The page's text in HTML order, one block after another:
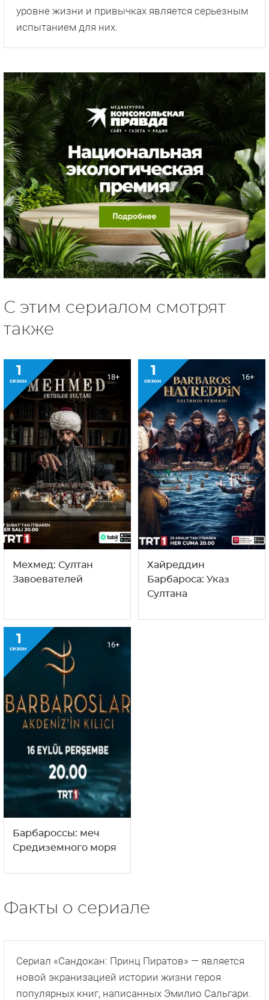
уровне жизни и привычках является серьезным
испытанием для них.
С этим сериалом смотрят
также
1
сезон 18+
Мехмед: Султан
Завоевателей
1
сезон 16+
Хайреддин
Барбароса: Указ
Султана
1
сезон 16+
Барбароссы: меч
Средиземного моря
Факты о сериале
Сериал «Сандокан: Принц Пиратов» — является
новой экранизацией истории жизни героя
популярных книг, написанных Эмилио Сальгари.